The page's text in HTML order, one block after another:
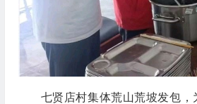
七贤店村集体荒山荒坡发包，